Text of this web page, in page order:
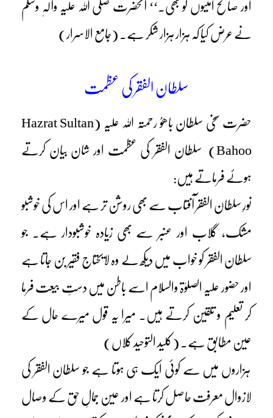
اور صالح اُمتیوں کو بھی۔‘‘ آنحضرت صلی اللہ علیہ وآلہٖ وسلم
نے عرض کیا کہ ہزار ہزار شکر ہے۔ (جامع الاسرار)
سلطان الفقر کی عظمت
حضرت سخی سلطان باھوُ رحمتہ اللہ علیہ (Hazrat Sultan
Bahoo) سلطان الفقر کی عظمت اور شان بیان کرتے
ہوئے فرماتے ہیں:
نورِ سلطان الفقر آفتاب سے بھی روشن تر ہے اور اس کی خوشبو
مشک، گلاب اور عنبر سے بھی زیادہ خوشبودار ہے۔ جو
سلطان الفقر کو خواب میں دیکھ لے وہ لایحتاج فقیر بن جاتا ہے
اور حضور علیہ الصلوٰۃ والسلام اسے باطن میں دستِ بیعت فرما
کر تعلیم و تلقین کرتے ہیں۔ میرا یہ قول میرے حال کے
عین مطابق ہے۔ (کلید التوحید کلاں)
ہزاروں میں سے کوئی ایک ہی ہوتا ہے جو سلطان الفقر کی
لازوال معرفت حاصل کرتا ہے اور عین جمالِ حق کے وصال